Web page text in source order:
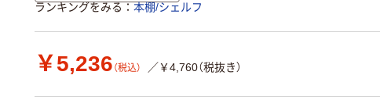
ランキングをみる 本棚/シェルフ
￥5,236 （税込） ／￥4,760（税抜き）